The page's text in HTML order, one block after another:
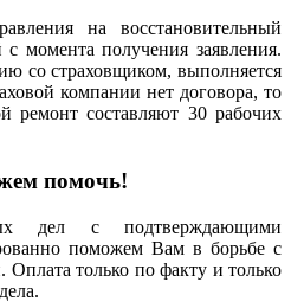
на восстановительный
момента получения заявления.
со страховщиком, выполняется
компании нет договора, то
ремонт составляют 30 рабочих
помочь!
дел с подтверждающими
поможем Вам в борьбе с
только по факту и только